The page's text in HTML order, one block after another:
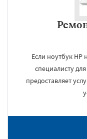
Если ноутбук HP
специалисту
предоставляет